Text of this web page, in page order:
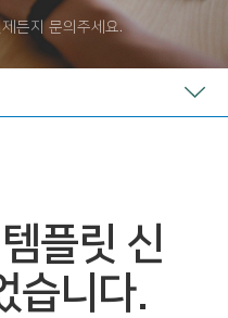
든지 문의주세요.
플릿 신
습니다.